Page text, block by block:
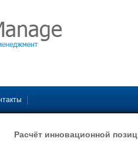
Расчёт инновационной